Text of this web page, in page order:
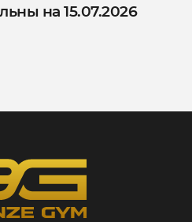
на 15.07.2026